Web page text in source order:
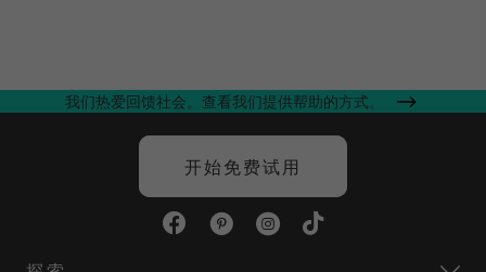
我们热爱回馈社会。查看我们提供帮助的方式。
开始免费试用